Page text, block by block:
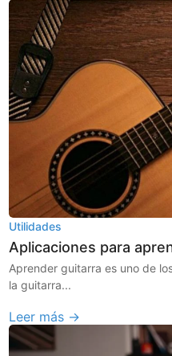
Utilidades
Aplicaciones para
Aprender guitarra es uno de
la guitarra...
Leer más →